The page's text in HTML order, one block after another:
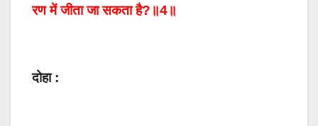
रण में जीता जा सकता है?॥4॥
दोहा :